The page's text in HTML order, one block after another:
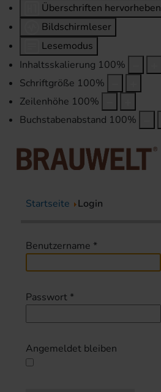
Überschriften hervorheben
Bildschirmleser
Lesemodus
Inhaltsskalierung 100%
Schriftgröße 100%
Zeilenhöhe 100%
Buchstabenabstand 100%
Startseite Login
Benutzername *
Passwort *
Angemeldet bleiben